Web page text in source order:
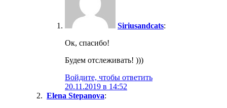
Siriusandcats:
Ок, спасибо!
Будем отслеживать! )))
Войдите, чтобы ответить
20.11.2019 в 14:52
Elena Stepanova: